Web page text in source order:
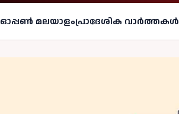
ഓപ്പണ്‍ മലയാളംപ്രാദേശിക വാര്‍ത്തകള്‍